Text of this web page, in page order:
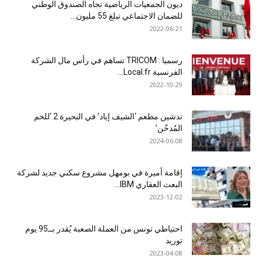
ديون الجمعيات الرياضية تجاه الصندوق الوطني
للضمان الاجتماعي تبلغ 55 مليون...
2022-06-21
رسميا : TRICOM تساهم في رأس مال الشركة
الفرنسية Local.fr...
2022-10-29
تدشين مطعم ‘الشيف إياد’ في البحيرة 2 ‘للحم
المُدخّن’
2024-06-08
إقامة أميرة في بومهل مشروع سكني جديد لشركة
البعث العقاري IBM...
2023-12-02
احتياطي تونس من العملة الصعبة يُقدر بــ95 يوم
توريد
2023-04-08